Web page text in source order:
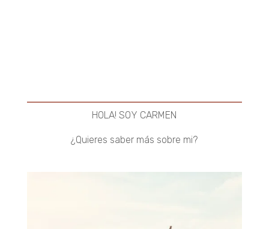
HOLA! SOY CARMEN
¿Quieres saber más sobre mi?